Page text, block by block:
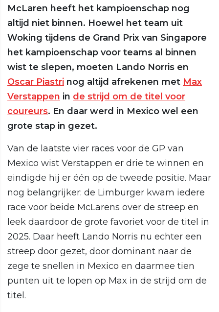
McLaren heeft het kampioenschap nog
altijd niet binnen. Hoewel het team uit
Woking tijdens de Grand Prix van Singapore
het kampioenschap voor teams al binnen
wist te slepen, moeten Lando Norris en
Oscar Piastri nog altijd afrekenen met Max
Verstappen in de strijd om de titel voor
coureurs. En daar werd in Mexico wel een
grote stap in gezet.
Van de laatste vier races voor de GP van
Mexico wist Verstappen er drie te winnen en
eindigde hij er één op de tweede positie. Maar
nog belangrijker: de Limburger kwam iedere
race voor beide McLarens over de streep en
leek daardoor de grote favoriet voor de titel in
2025. Daar heeft Lando Norris nu echter een
streep door gezet, door dominant naar de
zege te snellen in Mexico en daarmee tien
punten uit te lopen op Max in de strijd om de
titel.